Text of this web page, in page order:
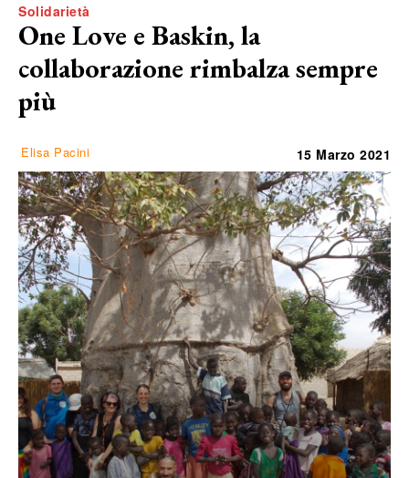
Solidarietà
One Love e Baskin, la
collaborazione rimbalza sempre
più
Elisa Pacini 15 Marzo 2021